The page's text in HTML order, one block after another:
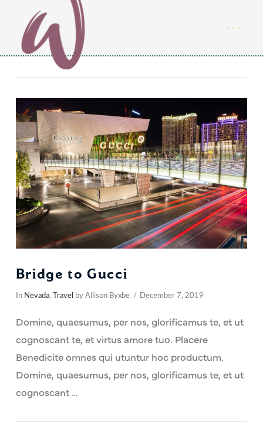
Bridge to Gucci
In Nevada, Travel by Allison Byxbe December 7, 2019
Domine, quaesumus, per nos, glorificamus te, et ut
cognoscant te, et virtus amore tuo. Placere
Benedicite omnes qui utuntur hoc productum.
Domine, quaesumus, per nos, glorificamus te, et ut
cognoscant …